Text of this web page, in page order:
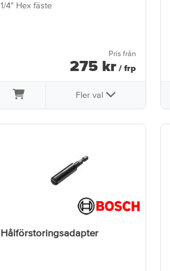
1/4" Hex fäste
Pris från
275 kr / frp
Fler val
Hålförstoringsadapter